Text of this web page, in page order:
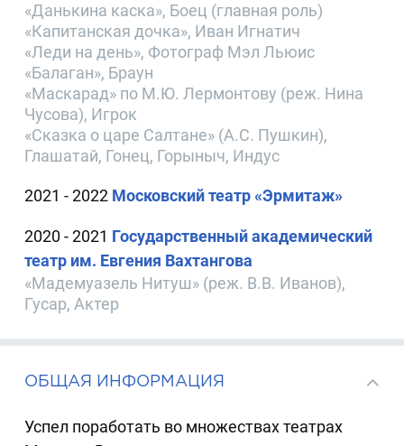
«Данькина каска», Боец (главная роль)
«Капитанская дочка», Иван Игнатич
«Леди на день», Фотограф Мэл Льюис
«Балаган», Браун
«Маскарад» по М.Ю. Лермонтову (реж. Нина
Чусова), Игрок
«Сказка о царе Салтане» (А.С. Пушкин),
Глашатай, Гонец, Горыныч, Индус
2021 - 2022 Московский театр «Эрмитаж»
2020 - 2021 Государственный академический
театр им. Евгения Вахтангова
«Мадемуазель Нитуш» (реж. В.В. Иванов),
Гусар, Актер
ОБЩАЯ ИНФОРМАЦИЯ
Успел поработать во множествах театрах